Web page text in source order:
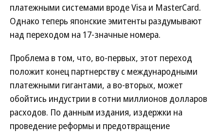
платежными системами вроде Visa и MasterCard.
Однако теперь японские эмитенты раздумывают
над переходом на 17-значные номера.
Проблема в том, что, во-первых, этот переход
положит конец партнерству с международными
платежными гигантами, а во-вторых, может
обойтись индустрии в сотни миллионов долларов
расходов. По данным издания, издержки на
проведение реформы и предотвращение